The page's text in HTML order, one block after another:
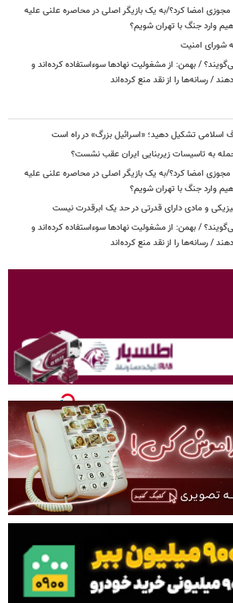
مجوزی امضا کرد؟/به یک بازیگر اصلی در محاصره علنی علیه
وارد جنگ با تهران شویم؟
شورای امنیت
/ بهمن: از مشغولیت نهادها سوءاستفاده کرده‌اند و
/ رسانه‌ها را از نقد منع کرده‌اند
اسلامی تشکیل دهید؛ «اسرائیل بزرگ» در راه است
به تاسیسات زیربنایی ایران عقب نشست؟
مجوزی امضا کرد؟/به یک بازیگر اصلی در محاصره علنی علیه
وارد جنگ با تهران شویم؟
و مادی دارای قدرتی در حد یک ابرقدرت نیست
/ بهمن: از مشغولیت نهادها سوءاستفاده کرده‌اند و
/ رسانه‌ها را از نقد منع کرده‌اند